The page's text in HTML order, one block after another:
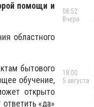
помощи и
областного
бытового
обучение,
открыто
«да»
08:52
Вчера
18:00
5 августа